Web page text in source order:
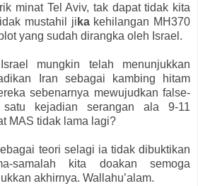
minat Tel Aviv, tak dapat tidak kita
mustahil ji kakehilangan MH370
yang sudah dirangka oleh Israel.
mungkin telah menunjukkan
Iran sebagai kambing hitam
sebenarnya mewujudkan false-
kejadian serangan ala 9-11
MAS tidak lama lagi?
teori selagi ia tidak dibuktikan
samalah kita doakan semoga
akhirnya. Wallahu’alam.